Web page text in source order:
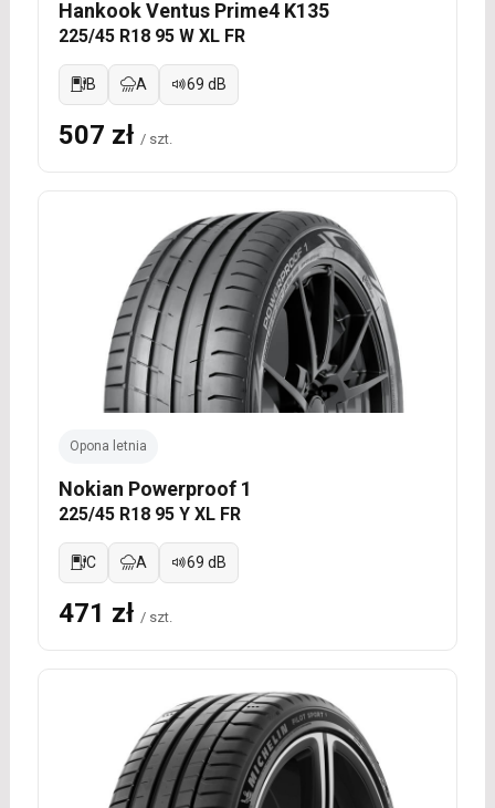
Hankook Ventus Prime4 K135
225/45 R18 95 W XL FR
B A 69 dB
507 zł / szt.
Opona letnia
Nokian Powerproof 1
225/45 R18 95 Y XL FR
C A 69 dB
471 zł / szt.